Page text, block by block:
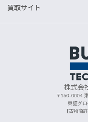
買取サイト
株式会
〒160-0004
東証グ
【古物商